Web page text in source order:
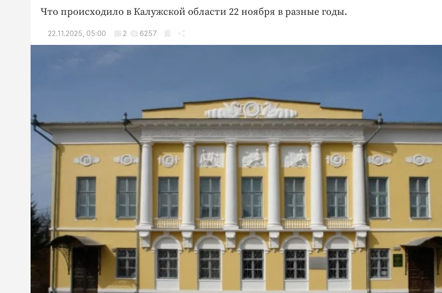
Что происходило в Калужской области 22 ноября в разные годы.
22.11.2025, 05:00 2 6257